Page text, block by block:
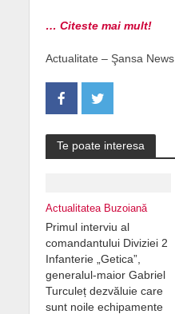
… Citeste mai mult!
Actualitate – Şansa News
Te poate interesa
Actualitatea Buzoiană
Primul interviu al
comandantului Diviziei 2
Infanterie „Getica”,
generalul-maior Gabriel
Turculeț dezvăluie care
sunt noile echipamente